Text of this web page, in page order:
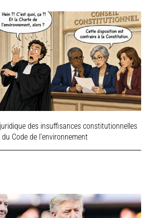
des insuffisances constitutionnelles
Code de l’environnement